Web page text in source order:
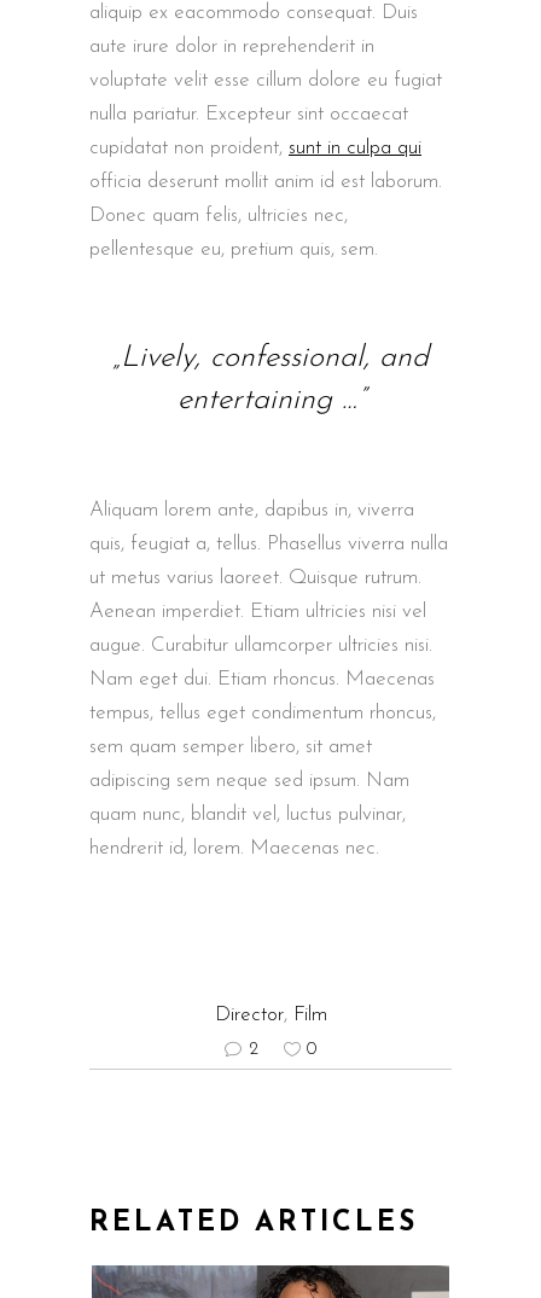
aliquip ex eacommodo consequat. Duis
aute irure dolor in reprehenderit in
voluptate velit esse cillum dolore eu fugiat
nulla pariatur. Excepteur sint occaecat
cupidatat non proident, sunt in culpa qui
officia deserunt mollit anim id est laborum.
Donec quam felis, ultricies nec,
pellentesque eu, pretium quis, sem.
„Lively, confessional, and
entertaining …”
Aliquam lorem ante, dapibus in, viverra
quis, feugiat a, tellus. Phasellus viverra nulla
ut metus varius laoreet. Quisque rutrum.
Aenean imperdiet. Etiam ultricies nisi vel
augue. Curabitur ullamcorper ultricies nisi.
Nam eget dui. Etiam rhoncus. Maecenas
tempus, tellus eget condimentum rhoncus,
sem quam semper libero, sit amet
adipiscing sem neque sed ipsum. Nam
quam nunc, blandit vel, luctus pulvinar,
hendrerit id, lorem. Maecenas nec.
Director, Film
2 0
RELATED ARTICLES